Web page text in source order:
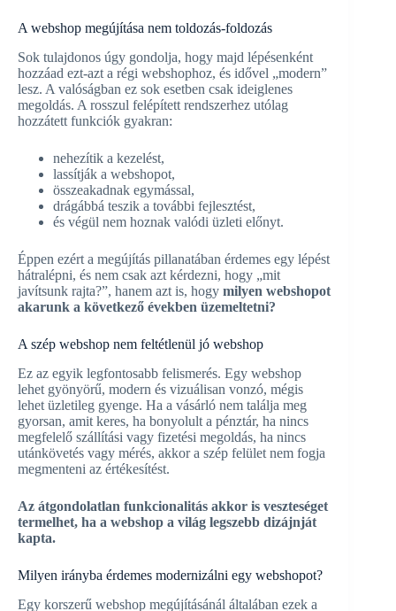
A webshop megújítása nem toldozás-foldozás
Sok tulajdonos úgy gondolja, hogy majd lépésenként
hozzáad ezt-azt a régi webshophoz, és idővel „modern”
lesz. A valóságban ez sok esetben csak ideiglenes
megoldás. A rosszul felépített rendszerhez utólag
hozzátett funkciók gyakran:
nehezítik a kezelést,
lassítják a webshopot,
összeakadnak egymással,
drágábbá teszik a további fejlesztést,
és végül nem hoznak valódi üzleti előnyt.
Éppen ezért a megújítás pillanatában érdemes egy lépést
hátralépni, és nem csak azt kérdezni, hogy „mit
javítsunk rajta?”, hanem azt is, hogy milyen webshopot
akarunk a következő években üzemeltetni?
A szép webshop nem feltétlenül jó webshop
Ez az egyik legfontosabb felismerés. Egy webshop
lehet gyönyörű, modern és vizuálisan vonzó, mégis
lehet üzletileg gyenge. Ha a vásárló nem találja meg
gyorsan, amit keres, ha bonyolult a pénztár, ha nincs
megfelelő szállítási vagy fizetési megoldás, ha nincs
utánkövetés vagy mérés, akkor a szép felület nem fogja
megmenteni az értékesítést.
Az átgondolatlan funkcionalitás akkor is veszteséget
termelhet, ha a webshop a világ legszebb dizájnját
kapta.
Milyen irányba érdemes modernizálni egy webshopot?
Egy korszerű webshop megújításánál általában ezek a